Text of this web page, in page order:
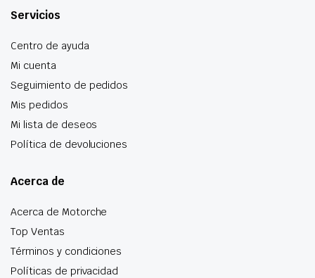
Servicios
Centro de ayuda
Mi cuenta
Seguimiento de pedidos
Mis pedidos
Mi lista de deseos
Política de devoluciones
Acerca de
Acerca de Motorche
Top Ventas
Términos y condiciones
Políticas de privacidad